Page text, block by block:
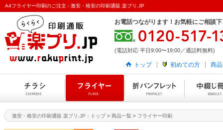
A4フライヤー印刷のご注文 - 激安・格安の印刷通販 楽プリ.JP
お電話つながります！お気軽にご相談
(電話対応 平日9:00〜19:00／通話料無料)
トップ 初めての方 商
激安・格安の印刷通販 楽プリ.JP：トップ> 商品一覧 > フライヤー印刷